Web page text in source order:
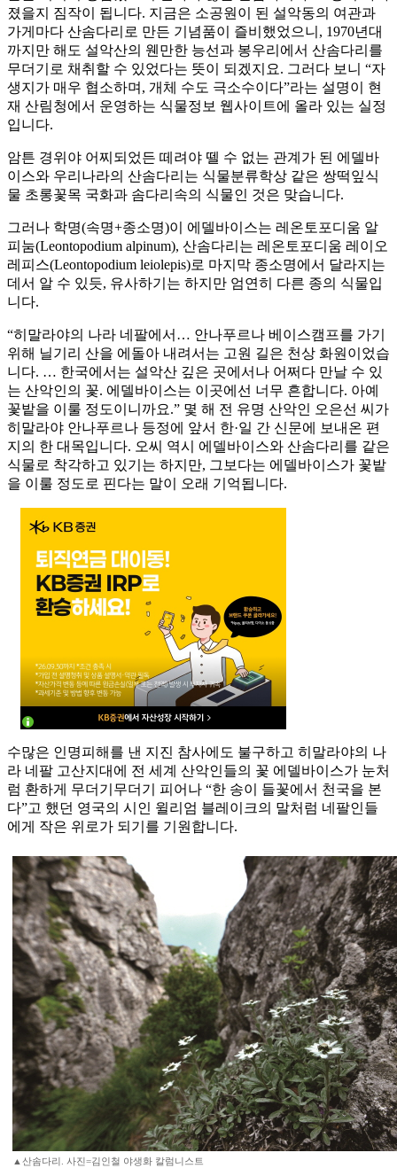
졌을지 짐작이 됩니다. 지금은 소공원이 된 설악동의 여관과
가게마다 산솜다리로 만든 기념품이 즐비했었으니, 1970년대
까지만 해도 설악산의 웬만한 능선과 봉우리에서 산솜다리를
무더기로 채취할 수 있었다는 뜻이 되겠지요. 그러다 보니 “자
생지가 매우 협소하며, 개체 수도 극소수이다”라는 설명이 현
재 산림청에서 운영하는 식물정보 웹사이트에 올라 있는 실정
입니다.
암튼 경위야 어찌되었든 떼려야 뗄 수 없는 관계가 된 에델바
이스와 우리나라의 산솜다리는 식물분류학상 같은 쌍떡잎식
물 초롱꽃목 국화과 솜다리속의 식물인 것은 맞습니다.
그러나 학명(속명+종소명)이 에델바이스는 레온토포디움 알
피눔(Leontopodium alpinum), 산솜다리는 레온토포디움 레이오
레피스(Leontopodium leiolepis)로 마지막 종소명에서 달라지는
데서 알 수 있듯, 유사하기는 하지만 엄연히 다른 종의 식물입
니다.
“히말라야의 나라 네팔에서… 안나푸르나 베이스캠프를 가기
위해 닐기리 산을 에돌아 내려서는 고원 길은 천상 화원이었습
니다. … 한국에서는 설악산 깊은 곳에서나 어쩌다 만날 수 있
는 산악인의 꽃. 에델바이스는 이곳에선 너무 흔합니다. 아예
꽃밭을 이룰 정도이니까요.” 몇 해 전 유명 산악인 오은선 씨가
히말라야 안나푸르나 등정에 앞서 한·일 간 신문에 보내온 편
지의 한 대목입니다. 오씨 역시 에델바이스와 산솜다리를 같은
식물로 착각하고 있기는 하지만, 그보다는 에델바이스가 꽃밭
을 이룰 정도로 핀다는 말이 오래 기억됩니다.
수많은 인명피해를 낸 지진 참사에도 불구하고 히말라야의 나
라 네팔 고산지대에 전 세계 산악인들의 꽃 에델바이스가 눈처
럼 환하게 무더기무더기 피어나 “한 송이 들꽃에서 천국을 본
다”고 했던 영국의 시인 윌리엄 블레이크의 말처럼 네팔인들
에게 작은 위로가 되기를 기원합니다.
▲산솜다리. 사진=김인철 야생화 칼럼니스트